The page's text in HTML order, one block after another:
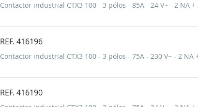
Contactor industrial CTX3 100 - 3 pólos - 85A - 24 V~ - 2 NA +
REF. 416196
Contactor industrial CTX3 100 - 3 pólos - 75A - 230 V~ - 2 NA
REF. 416190